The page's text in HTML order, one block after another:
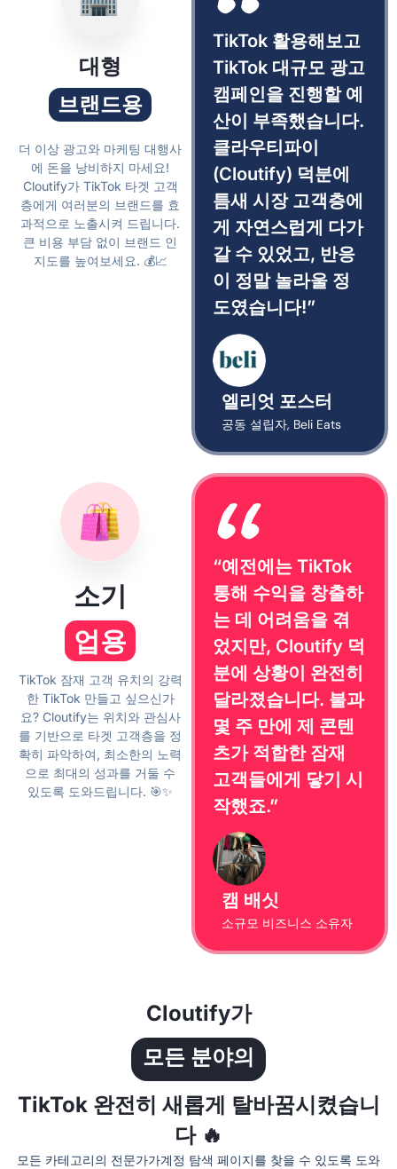
대형
브랜드용
더 이상 광고와 마케팅 대행사
에 돈을 낭비하지 마세요!
Cloutify가 TikTok 타겟 고객
층에게 여러분의 브랜드를 효
과적으로 노출시켜 드립니다.
큰 비용 부담 없이 브랜드 인
지도를 높여보세요. 💰📈
TikTok 활용해보고
TikTok 대규모 광고
캠페인을 진행할 예
산이 부족했습니다.
클라우티파이
(Cloutify) 덕분에
틈새 시장 고객층에
게 자연스럽게 다가
갈 수 있었고, 반응
이 정말 놀라울 정
도였습니다!”
엘리엇 포스터
공동 설립자, Beli Eats
소기
업용
TikTok 잠재 고객 유치의 강력
한 TikTok 만들고 싶으신가
요? Cloutify는 위치와 관심사
를 기반으로 타겟 고객층을 정
확히 파악하여, 최소한의 노력
으로 최대의 성과를 거둘 수
있도록 도와드립니다. 🎯✨
“예전에는 TikTok
통해 수익을 창출하
는 데 어려움을 겪
었지만, Cloutify 덕
분에 상황이 완전히
달라졌습니다. 불과
몇 주 만에 제 콘텐
츠가 적합한 잠재
고객들에게 닿기 시
작했죠.”
캠 배싯
소규모 비즈니스 소유자
Cloutify가
모든 분야의
TikTok 완전히 새롭게 탈바꿈시켰습니
다 🔥
모든 카테고리의 전문가가계정 탐색 페이지를 찾을 수 있도록 도와